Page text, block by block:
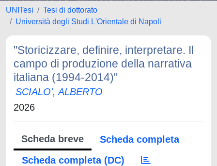
UNITesi
Tesi di dottorato
Università degli Studi L'Orientale di Napoli
"Storicizzare, definire, interpretare. Il
campo di produzione della narrativa
italiana (1994-2014)"
SCIALO', ALBERTO
2026
Scheda breve
Scheda completa
Scheda completa (DC)